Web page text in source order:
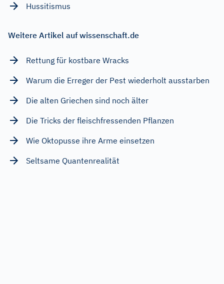
Hussitismus
Weitere Artikel auf wissenschaft.de
Rettung für kostbare Wracks
Warum die Erreger der Pest wiederholt ausstarben
Die alten Griechen sind noch älter
Die Tricks der fleischfressenden Pflanzen
Wie Oktopusse ihre Arme einsetzen
Seltsame Quantenrealität